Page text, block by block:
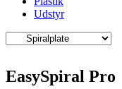
Udstyr
EasySpiral Pro